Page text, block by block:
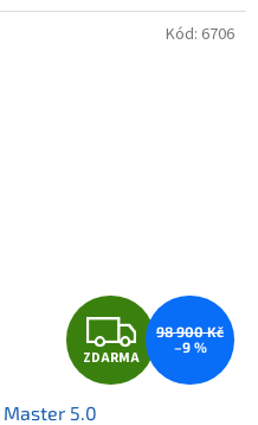
Z
D
ZDARMA
98 900 Kč
–9 %
Master 5.0
Kód: 6706